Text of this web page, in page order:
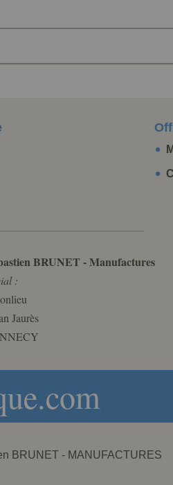
BRUNET - Manufactures
:
Jaurès
BRUNET - MANUFACTURES